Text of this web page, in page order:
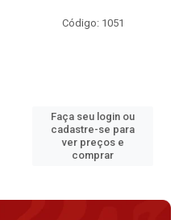
Código: 1051
Faça seu login ou
cadastre-se para
ver preços e
comprar